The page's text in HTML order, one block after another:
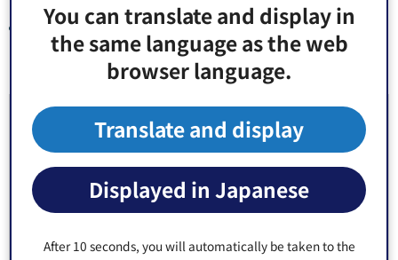
You can translate and display in
the same language as the web
browser language.
Translate and display
Displayed in Japanese
After 10 seconds, you will automatically be taken to the
国民健康保険世帯主変更届（見本）（PDF：124KB）
（別ウィンドウで開きます）
お問い合わせ先
生活支援部 医療保険課 資格賦課係 窓口：区役所2階7番
郵便番号135-8383 東京都江東区東陽4丁目11番28号
電話番号：03-3647-3167・03-3647-8520
Fax：03-3647-8443